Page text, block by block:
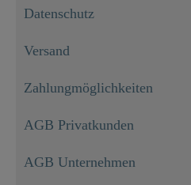
Datenschutz
Versand
Zahlungmöglichkeiten
AGB Privatkunden
AGB Unternehmen